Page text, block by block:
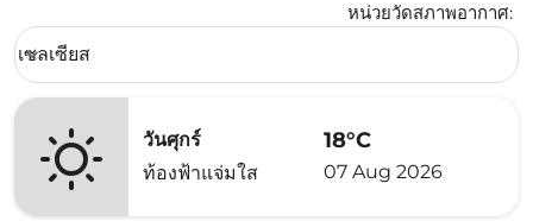
หน่วยวัดสภาพอากาศ:
Weather unit option เซลเซียส Selected
เซลเซียส
keyboard_arrow_down
วันศุกร์
ท้องฟ้าแจ่มใส
18°C
07 Aug 2026